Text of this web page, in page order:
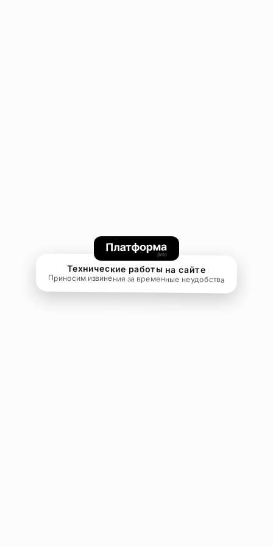
Технические работы на сайте
Приносим извинения за временные неудобства